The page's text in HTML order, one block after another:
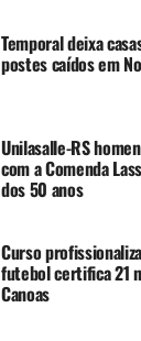
prevenção
Temporal deixa
postes caídos em
Unilasalle-RS
com a Comenda
dos 50 anos
Curso
futebol certifica 21
Canoas